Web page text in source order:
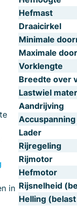
in
Hefmast
Draaicirkel
Minimale
Maximale
Vorklengte
Breedte over
Lastwiel
Aandrijving
Lader
Rijregeling
Rijmotor
Hefmotor
Rijsnelheid
Helling